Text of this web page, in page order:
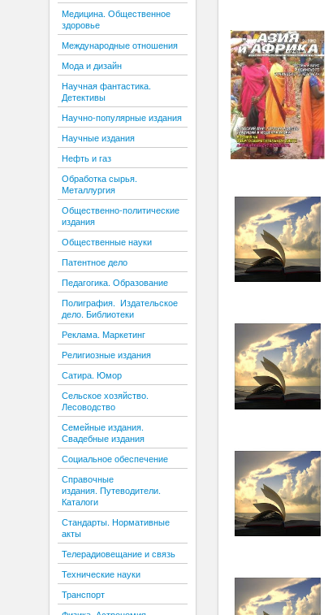
Медицина. Общественное
здоровье
Международные отношения
Мода и дизайн
Научная фантастика.
Детективы
Научно-популярные издания
Научные издания
Нефть и газ
Обработка сырья.
Металлургия
Общественно-политические
издания
Общественные науки
Патентное дело
Педагогика. Образование
Полиграфия. Издательское
дело. Библиотеки
Реклама. Маркетинг
Религиозные издания
Сатира. Юмор
Сельское хозяйство.
Лесоводство
Семейные издания.
Свадебные издания
Социальное обеспечение
Справочные
издания. Путеводители.
Каталоги
Стандарты. Нормативные
акты
Телерадиовещание и связь
Технические науки
Транспорт